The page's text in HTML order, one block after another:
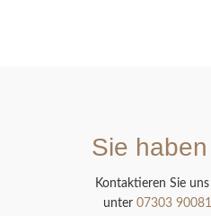
Sie
Kontaktieren Sie
unter 07303